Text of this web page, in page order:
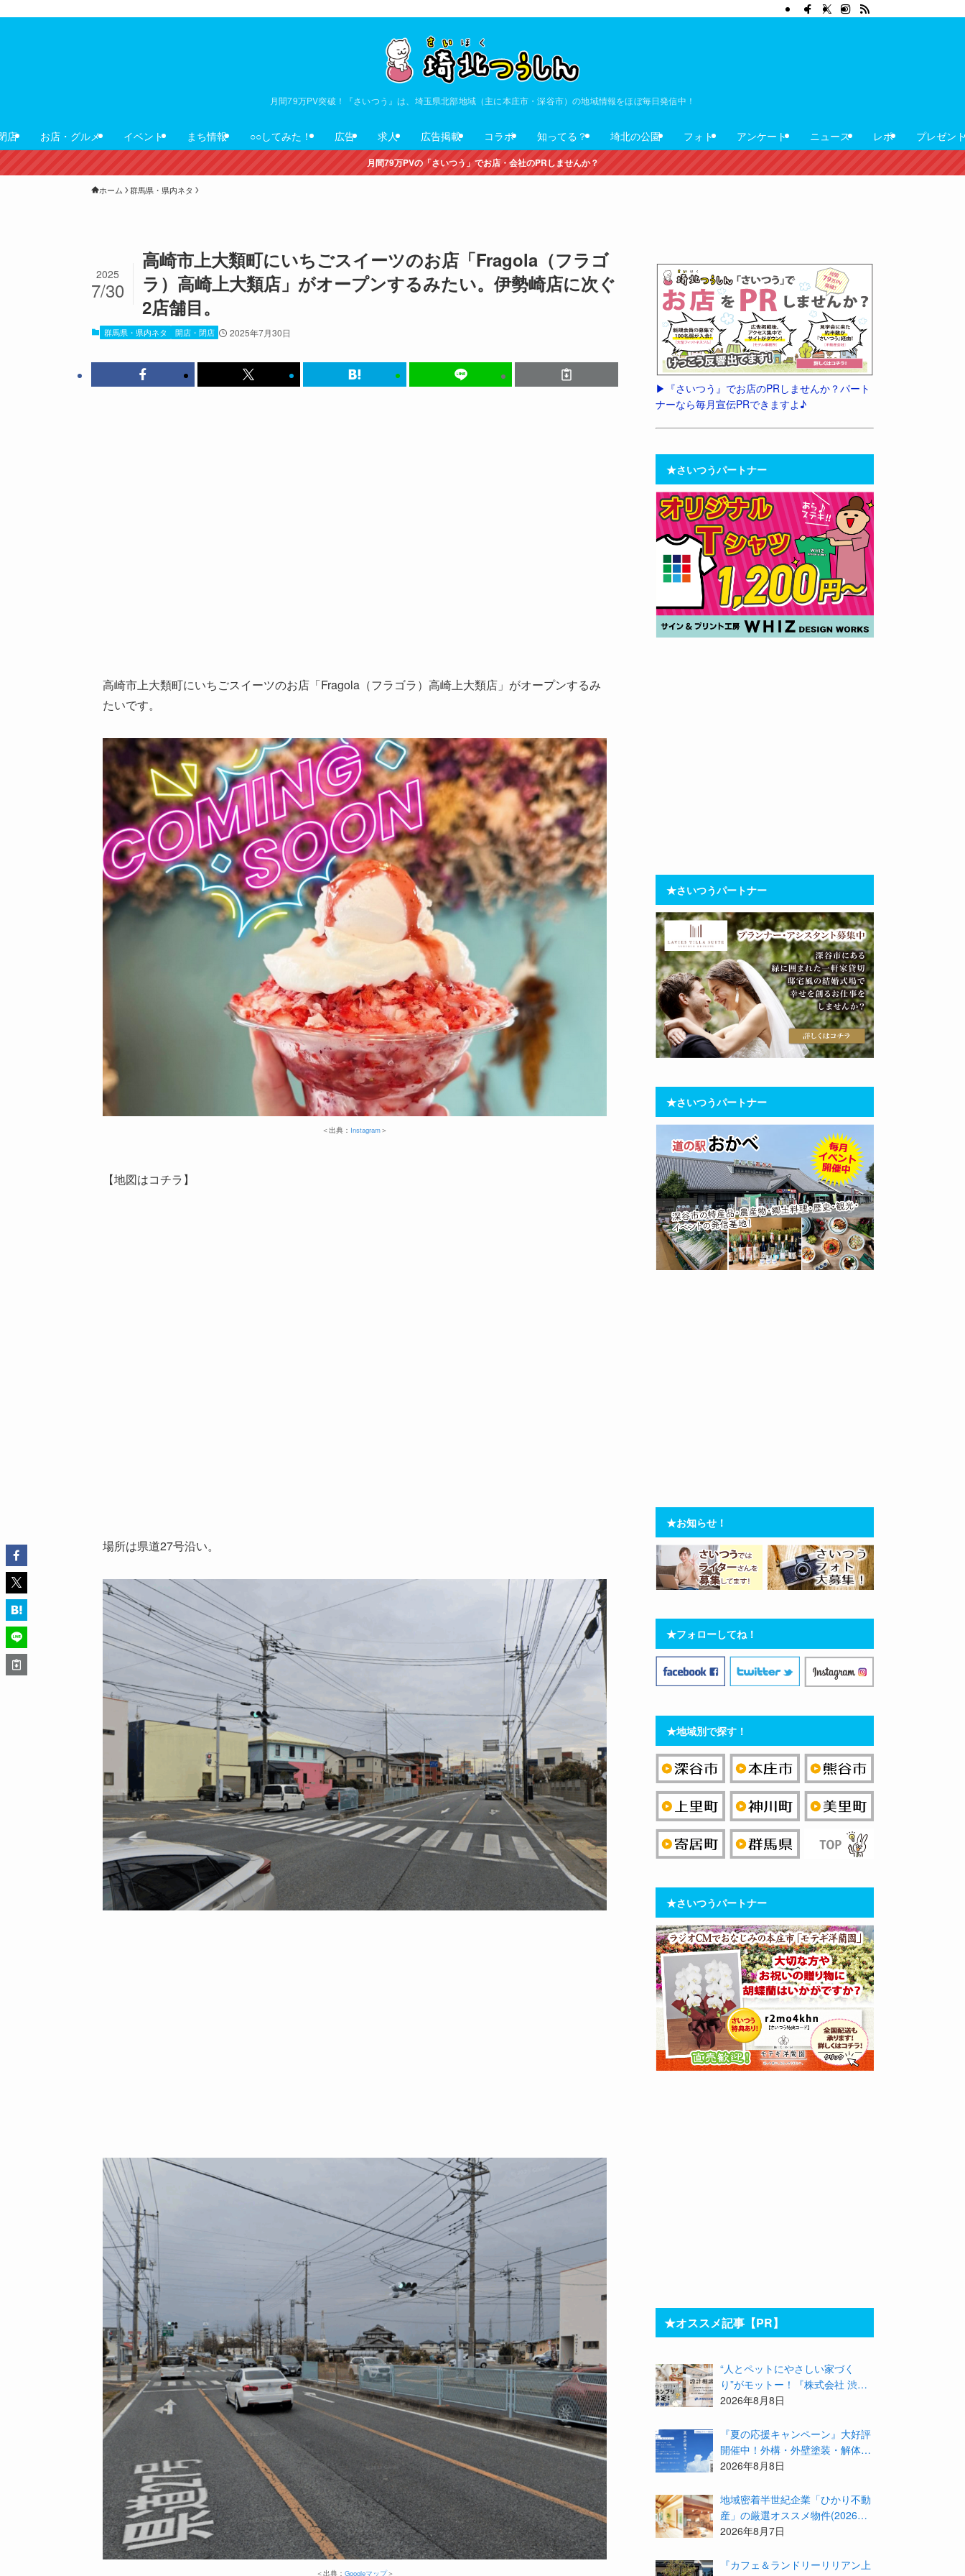
月間79万PV突破！『さいつう』は、埼玉県北部地域（主に本庄市・深谷市）の地域情報をほぼ毎日発信中！
店 お店・グルメ イベント まち情報 ○○してみた！ 広告 求人 広告掲載 コラボ 知ってる？ 埼北の公園 フォト アンケート ニュース レポ プレゼン
月間79万PVの「さいつう」でお店・会社のPRしませんか？
ホーム 群馬県・県内ネタ
高崎市上大類町にいちごスイーツのお店「Fragola（フラゴ
ラ）高崎上大類店」がオープンするみたい。伊勢崎店に次ぐ
2店舗目。
2025
7/30
群馬県・県内ネタ 開店・閉店 2025年7月30日
高崎市上大類町にいちごスイーツのお店「Fragola（フラゴラ）高崎上大類店」がオープンするみ
たいです。
＜出典： Instagram＞
【地図はコチラ】
場所は県道27号沿い。
＜出典： Googleマップ＞
▶︎『さいつう』でお店のPRしませんか？パート
ナーなら毎月宣伝PRできますよ♪
★さいつうパートナー
★さいつうパートナー
★さいつうパートナー
★お知らせ！
★フォローしてね！
★地域別で探す！
★さいつうパートナー
★オススメ記事【PR】
“人とペットにやさしい家づく
り”がモットー！『株式会社 渋
沢』の「モデル犬候補」が選出さ
会〜設計相談会〜』も開催するよ
2026年8月8日
『夏の応援キャンペーン』大好評
開催中！外構・外壁塗装・解体・
リフォームする職人を探すなら
2026年8月8日
地域密着半世紀企業「ひかり不動
産」の厳選オススメ物件(2026年8
月)をご紹介！参加費無料『”木の
受付中！
2026年8月7日
『カフェ＆ランドリーリリアン上